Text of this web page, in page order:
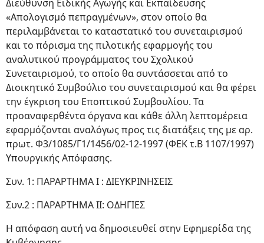
Διεύθυνση Ειδικής Αγωγής και Εκπαίδευσης
«Απολογισμό πεπραγμένων», στον οποίο θα
περιλαμβάνεται το καταστατικό του συνεταιρισμού
και το πόρισμα της πιλοτικής εφαρμογής του
αναλυτικού προγράμματος του Σχολικού
Συνεταιρισμού, το οποίο θα συντάσσεται από το
Διοικητικό Συμβούλιο του συνεταιρισμού και θα φέρει
την έγκριση του Εποπτικού Συμβουλίου. Τα
προαναφερθέντα όργανα και κάθε άλλη λεπτομέρεια
εφαρμόζονται αναλόγως προς τις διατάξεις της με αρ.
πρωτ. Φ3/1085/Γ1/1456/02-12-1997 (ΦΕΚ τ.Β 1107/1997)
Υπουργικής Απόφασης.
Συν. 1: ΠΑΡΑΡΤΗΜΑ I : ΔΙΕΥΚΡΙΝΗΣΕΙΣ
Συν.2 : ΠΑΡΑΡΤΗΜΑ II: ΟΔΗΓΙΕΣ
Η απόφαση αυτή να δημοσιευθεί στην Εφημερίδα της